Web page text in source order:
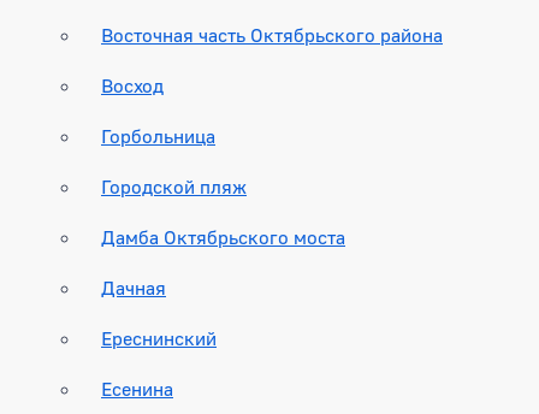
Восточная часть Октябрьского района
Восход
Горбольница
Городской пляж
Дамба Октябрьского моста
Дачная
Ереснинский
Есенина